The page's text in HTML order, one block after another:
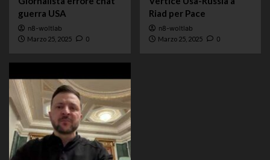
guerra USA
n8-woltlab
Marzo 25, 2025 0
Riad per Pace
n8-woltlab
Marzo 25, 2025 0